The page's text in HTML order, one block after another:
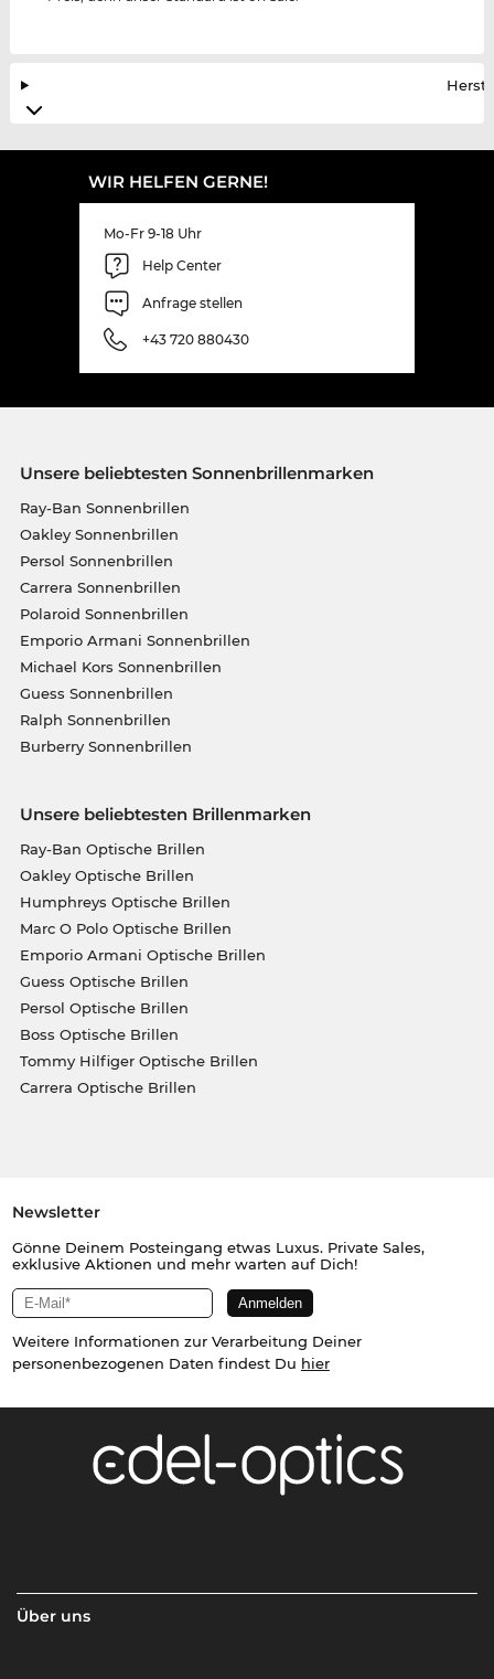
WIR HELFEN GERNE!
Mo-Fr 9-18 Uhr
Help Center
Anfrage stellen
+43 720 880430
Unsere beliebtesten Sonnenbrillenmarken
Ray-Ban Sonnenbrillen
Oakley Sonnenbrillen
Persol Sonnenbrillen
Carrera Sonnenbrillen
Polaroid Sonnenbrillen
Emporio Armani Sonnenbrillen
Michael Kors Sonnenbrillen
Guess Sonnenbrillen
Ralph Sonnenbrillen
Burberry Sonnenbrillen
Unsere beliebtesten Brillenmarken
Ray-Ban Optische Brillen
Oakley Optische Brillen
Humphreys Optische Brillen
Marc O Polo Optische Brillen
Emporio Armani Optische Brillen
Guess Optische Brillen
Persol Optische Brillen
Boss Optische Brillen
Tommy Hilfiger Optische Brillen
Carrera Optische Brillen
Newsletter
Gönne Deinem Posteingang etwas Luxus. Private Sales,
exklusive Aktionen und mehr warten auf Dich!
Weitere Informationen zur Verarbeitung Deiner
personenbezogenen Daten findest Du hier
Über uns